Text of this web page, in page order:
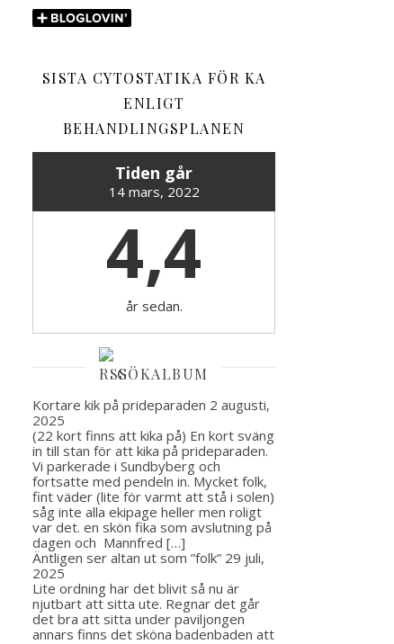
SISTA CYTOSTATIKA FÖR KA
ENLIGT
BEHANDLINGSPLANEN
Tiden går
14 mars, 2022
4,4
år sedan.
GÖKALBUM
Kortare kik på prideparaden 2 augusti,
2025
(22 kort finns att kika på) En kort sväng
in till stan för att kika på prideparaden.
Vi parkerade i Sundbyberg och
fortsatte med pendeln in. Mycket folk,
fint väder (lite för varmt att stå i solen)
såg inte alla ekipage heller men roligt
var det. en skön fika som avslutning på
dagen och Mannfred […]
Äntligen ser altan ut som ”folk” 29 juli,
2025
Lite ordning har det blivit så nu är
njutbart att sitta ute. Regnar det går
det bra att sitta under paviljongen
annars finns det sköna badenbaden att